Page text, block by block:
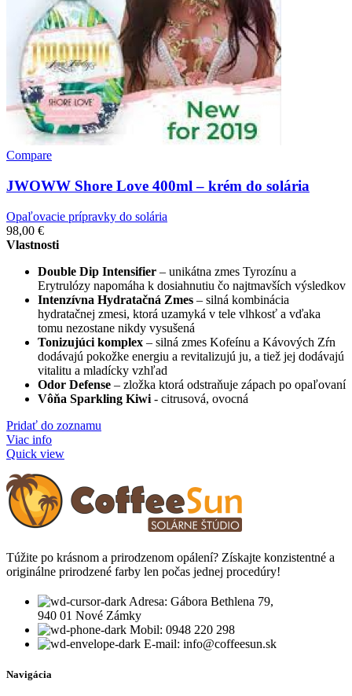
Compare
JWOWW Shore Love 400ml – krém do solária
Opaľovacie prípravky do solária
98,00 €
Vlastnosti
Double Dip Intensifier – unikátna zmes Tyrozínu a
Erytrulózy napomáha k dosiahnutiu čo najtmavších výsledkov
Intenzívna Hydratačná Zmes – silná kombinácia
hydratačnej zmesi, ktorá uzamyká v tele vlhkosť a vďaka
tomu nezostane nikdy vysušená
Tonizujúci komplex – silná zmes Kofeínu a Kávových Zŕn
dodávajú pokožke energiu a revitalizujú ju, a tiež jej dodávajú
vitalitu a mladícky vzhľad
Odor Defense – zložka ktorá odstraňuje zápach po opaľovaní
Vôňa Sparkling Kiwi - citrusová, ovocná
Pridať do zoznamu
Viac info
Quick view
Túžite po krásnom a prirodzenom opálení? Získajte konzistentné a
originálne prirodzené farby len počas jednej procedúry!
Adresa: Gábora Bethlena 79,
940 01 Nové Zámky
Mobil: 0948 220 298
E-mail: info@coffeesun.sk
Navigácia